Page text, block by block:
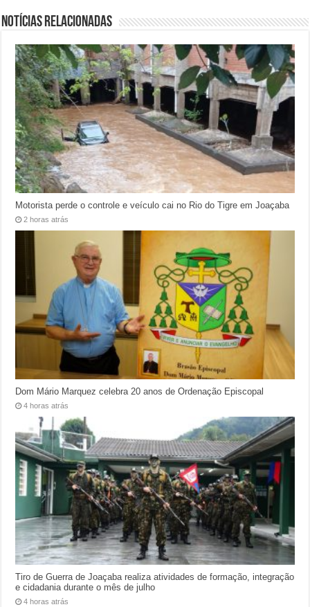
Notícias relacionadas
Motorista perde o controle e veículo cai no Rio do Tigre em Joaçaba
2 horas atrás
Dom Mário Marquez celebra 20 anos de Ordenação Episcopal
4 horas atrás
Tiro de Guerra de Joaçaba realiza atividades de formação, integração
e cidadania durante o mês de julho
4 horas atrás